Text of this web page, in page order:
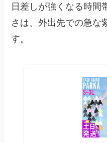
日差しが強くなる時間
さは、外出先での急な
す。